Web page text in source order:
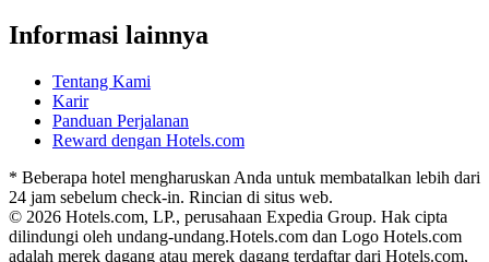
Informasi lainnya
Tentang Kami
Karir
Panduan Perjalanan
Reward dengan Hotels.com
* Beberapa hotel mengharuskan Anda untuk membatalkan lebih dari
24 jam sebelum check-in. Rincian di situs web.
© 2026 Hotels.com, LP., perusahaan Expedia Group. Hak cipta
dilindungi oleh undang-undang.Hotels.com dan Logo Hotels.com
adalah merek dagang atau merek dagang terdaftar dari Hotels.com,